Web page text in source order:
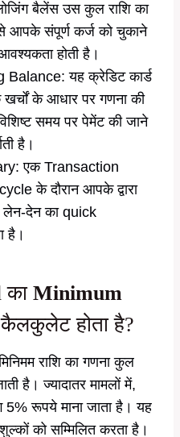
बैलेंस उस कुल राशि का
आपके संपूर्ण कर्ज को चुकाने
होती है।
यह क्रेडिट कार्ड
के आधार पर गणना की
समय पर पेमेंट की जाने
है।
एक Transaction
के दौरान आपके द्वारा
लेन-देन का quick
है।
का Minimum
होता है?
राशि का गणना कुल
है। ज्यादातर मामलों में,
रूपये माना जाता है। यह
को सम्मिलित करता है।